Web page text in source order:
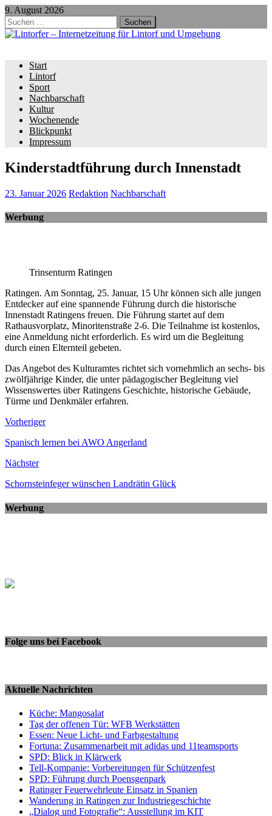
9. August 2026
Suchen
nach:
Start
Lintorf
Sport
Nachbarschaft
Kultur
Wochenende
Blickpunkt
Impressum
Kinderstadtführung durch Innenstadt
23. Januar 2026 Redaktion Nachbarschaft
Werbung
Trinsenturm Ratingen
Ratingen. Am Sonntag, 25. Januar, 15 Uhr können sich alle jungen
Entdecker auf eine spannende Führung durch die historische
Innenstadt Ratingens freuen. Die Führung startet auf dem
Rathausvorplatz, Minoritenstraße 2-6. Die Teilnahme ist kostenlos,
eine Anmeldung nicht erforderlich. Es wird um die Begleitung
durch einen Elternteil gebeten.
Das Angebot des Kulturamtes richtet sich vornehmlich an sechs- bis
zwölfjährige Kinder, die unter pädagogischer Begleitung viel
Wissenswertes über Ratingens Geschichte, historische Gebäude,
Türme und Denkmäler erfahren.
Vorheriger
Spanisch lernen bei AWO Angerland
Nächster
Schornsteinfeger wünschen Landrätin Glück
Werbung
Folge uns bei Facebook
Aktuelle Nachrichten
Küche: Mangosalat
Tag der offenen Tür: WFB Werkstätten
Essen: Neue Licht- und Farbgestaltung
Fortuna: Zusammenarbeit mit adidas und 11teamsports
SPD: Blick in Klärwerk
Tell-Kompanie: Vorbereitungen für Schützenfest
SPD: Führung durch Poensgenpark
Ratinger Feuerwehrleute Einsatz in Spanien
Wanderung in Ratingen zur Industriegeschichte
„Dialog und Fotografie“: Ausstellung im KIT